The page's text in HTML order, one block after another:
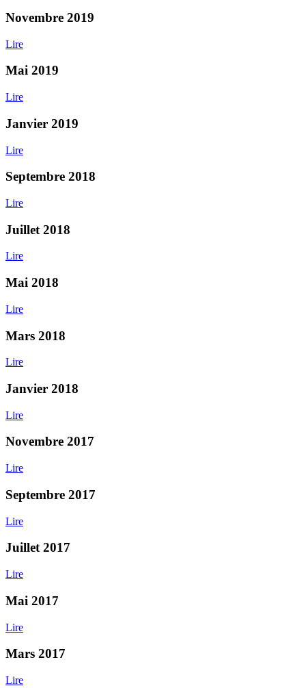
Novembre 2019
Lire
Mai 2019
Lire
Janvier 2019
Lire
Septembre 2018
Lire
Juillet 2018
Lire
Mai 2018
Lire
Mars 2018
Lire
Janvier 2018
Lire
Novembre 2017
Lire
Septembre 2017
Lire
Juillet 2017
Lire
Mai 2017
Lire
Mars 2017
Lire